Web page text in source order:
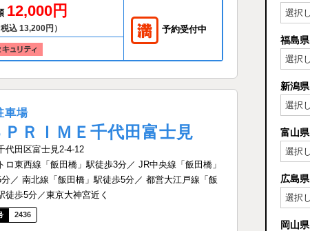
12,000円
税込 13,200円） 予約受付中
車場
ＰＲＩＭＥ千代田富士見
代田区富士見2-4-12
ロ東西線「飯田橋」駅徒歩3分／ JR中央線「飯田橋」
／ 南北線「飯田橋」駅徒歩5分／ 都営大江戸線「飯
徒歩5分／東京大神宮近く
2436
福島県
新潟県
富山県
広島県
岡山県